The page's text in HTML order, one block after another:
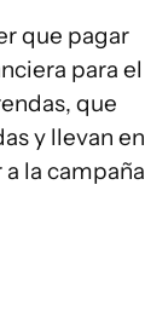
que pagar
para el
que
y llevan en
la campaña